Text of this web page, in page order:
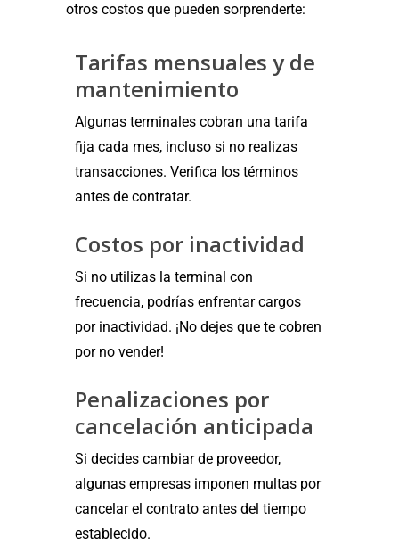
otros costos que pueden sorprenderte:
Tarifas mensuales y de
mantenimiento
Algunas terminales cobran una tarifa
fija cada mes, incluso si no realizas
transacciones. Verifica los términos
antes de contratar.
Costos por inactividad
Si no utilizas la terminal con
frecuencia, podrías enfrentar cargos
por inactividad. ¡No dejes que te cobren
por no vender!
Penalizaciones por
cancelación anticipada
Si decides cambiar de proveedor,
algunas empresas imponen multas por
cancelar el contrato antes del tiempo
establecido.